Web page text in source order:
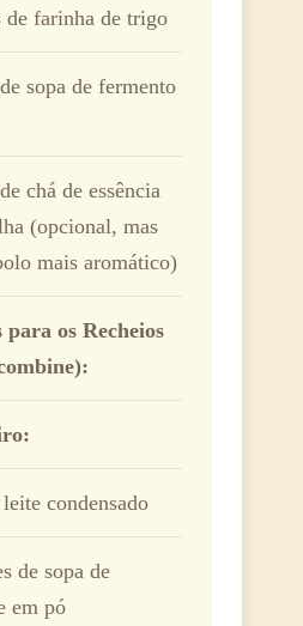
de farinha de trigo
sopa de fermento
chá de essência
(opcional, mas
mais aromático)
os Recheios
condensado
de sopa de
em pó